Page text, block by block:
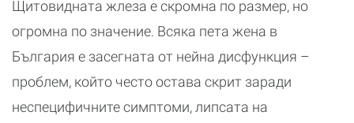
Щитовидната жлеза е скромна по размер, но
огромна по значение. Всяка пета жена в
България е засегната от нейна дисфункция –
проблем, който често остава скрит заради
неспецифичните симптоми, липсата на